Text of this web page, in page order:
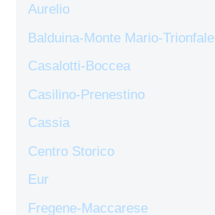
Aurelio
Balduina-Monte Mario-Trionfale
Casalotti-Boccea
Casilino-Prenestino
Cassia
Centro Storico
Eur
Fregene-Maccarese